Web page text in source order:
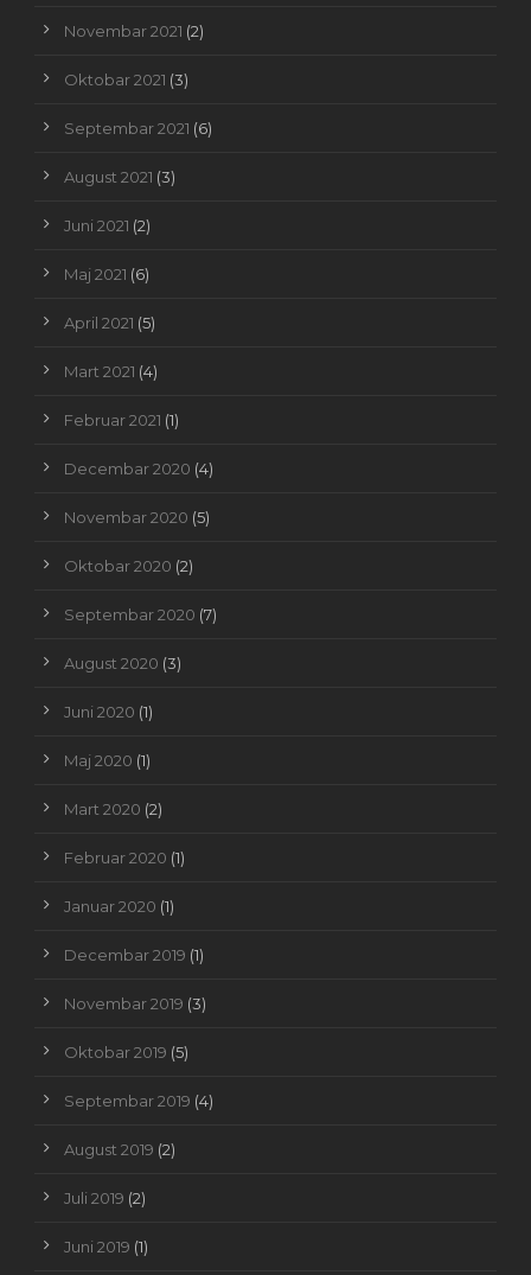
Novembar 2021 (2)
Oktobar 2021 (3)
Septembar 2021 (6)
August 2021 (3)
Juni 2021 (2)
Maj 2021 (6)
April 2021 (5)
Mart 2021 (4)
Februar 2021 (1)
Decembar 2020 (4)
Novembar 2020 (5)
Oktobar 2020 (2)
Septembar 2020 (7)
August 2020 (3)
Juni 2020 (1)
Maj 2020 (1)
Mart 2020 (2)
Februar 2020 (1)
Januar 2020 (1)
Decembar 2019 (1)
Novembar 2019 (3)
Oktobar 2019 (5)
Septembar 2019 (4)
August 2019 (2)
Juli 2019 (2)
Juni 2019 (1)